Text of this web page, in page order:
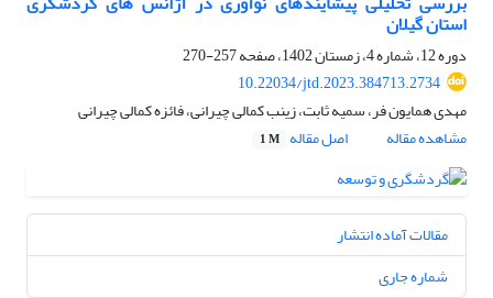
استان گیلان
دوره 12، شماره 4، زمستان 1402، صفحه
257-270
10.22034/jtd.2023.384713.2734
مهدی همایون فر، سمیه ثابت، زینب کمالی چیرانی، فائزه کمالی چیرانی
مشاهده مقاله
اصل مقاله 1 M
مقالات آماده انتشار
شماره جاری